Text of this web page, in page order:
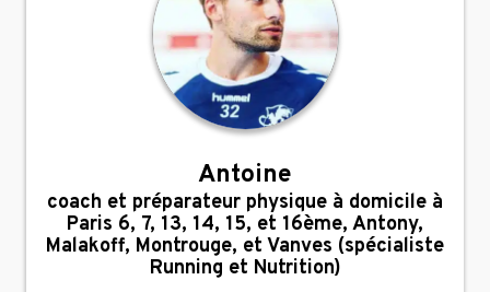
Antoine
,
coach et préparateur physique à domicile à
Paris 6, 7, 13, 14, 15, et 16ème, Antony,
Malakoff, Montrouge, et Vanves (spécialiste
Running et Nutrition)